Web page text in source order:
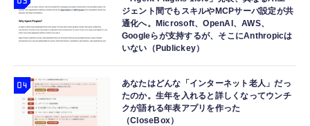
ジェント間でもスキルやMCPサーバ設定が共
通化へ。Microsoft、OpenAI、AWS、
Googleらが支持するが、そこにAnthropicは
いない（Publickey）
あなたはどんな「インターネット老人」だっ
たのか。生年を入れると詳しくなってウンチ
クが語れる年表アプリを作った
（CloseBox）